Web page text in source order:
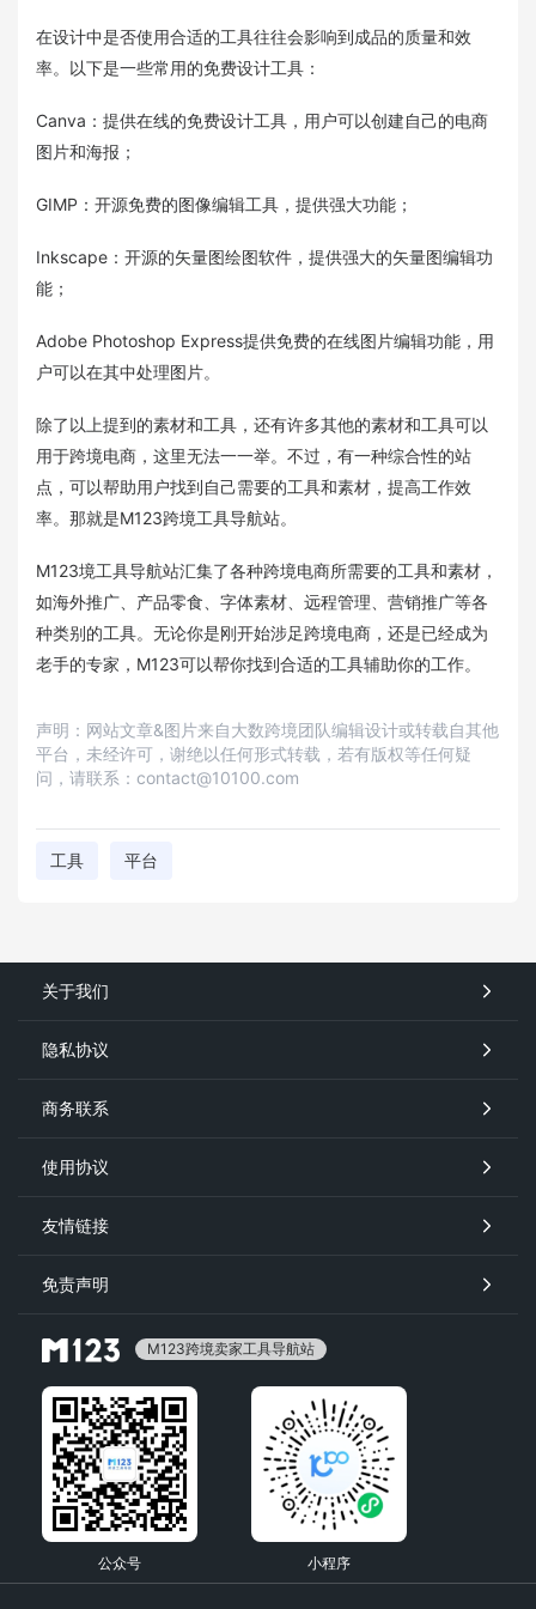
在设计中是否使用合适的工具往往会影响到成品的质量和效
率。以下是一些常用的免费设计工具：
Canva：提供在线的免费设计工具，用户可以创建自己的电商
图片和海报；
GIMP：开源免费的图像编辑工具，提供强大功能；
Inkscape：开源的矢量图绘图软件，提供强大的矢量图编辑功
能；
Adobe Photoshop Express提供免费的在线图片编辑功能，用
户可以在其中处理图片。
除了以上提到的素材和工具，还有许多其他的素材和工具可以
用于跨境电商，这里无法一一举。不过，有一种综合性的站
点，可以帮助用户找到自己需要的工具和素材，提高工作效
率。那就是M123跨境工具导航站。
M123境工具导航站汇集了各种跨境电商所需要的工具和素材，
如海外推广、产品零食、字体素材、远程管理、营销推广等各
种类别的工具。无论你是刚开始涉足跨境电商，还是已经成为
老手的专家，M123可以帮你找到合适的工具辅助你的工作。
声明：网站文章&图片来自大数跨境团队编辑设计或转载自其他
平台，未经许可，谢绝以任何形式转载，若有版权等任何疑
问，请联系：contact@10100.com
工具 平台
关于我们
隐私协议
商务联系
使用协议
友情链接
免责声明
M123跨境卖家工具导航站
公众号 小程序